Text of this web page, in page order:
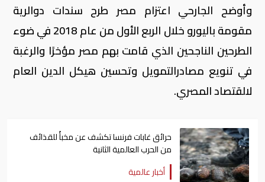
وأوضح الجارحي اعتزام مصر طرح سندات دوالرية
مقومة باليورو خلال الربع الأول من عام 2018 في ضوء
الطرحين الناجحين الذي قامت بهم مصر مؤخرًا والرغبة
في تنويع مصادرالتمويل وتحسين هيكل الدين العام
لالقتصاد المصري.
حرائق غابات فرنسا تكشف عن مخبأً للقذائف
من الحرب العالمية الثانية
أخبار عالمية